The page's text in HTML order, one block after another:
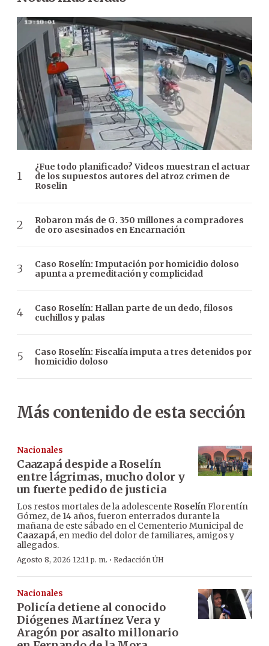
¿Fue todo planificado? Videos muestran el actuar
de los supuestos autores del atroz crimen de
Roselin
Robaron más de G. 350 millones a compradores
de oro asesinados en Encarnación
Caso Roselín: Imputación por homicidio doloso
apunta a premeditación y complicidad
Caso Roselín: Hallan parte de un dedo, filosos
cuchillos y palas
Caso Roselín: Fiscalía imputa a tres detenidos por
homicidio doloso
Más contenido de esta sección
Nacionales
Caazapá despide a Roselín
entre lágrimas, mucho dolor y
un fuerte pedido de justicia
Los restos mortales de la adolescente Roselín Florentín
Gómez, de 14 años, fueron enterrados durante la
mañana de este sábado en el Cementerio Municipal de
Caazapá, en medio del dolor de familiares, amigos y
allegados.
Agosto 8, 2026 12:11 p. m. · Redacción ÚH
Nacionales
Policía detiene al conocido
Diógenes Martínez Vera y
Aragón por asalto millonario